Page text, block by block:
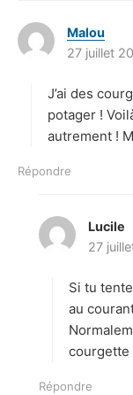
Malou
i
:
27 juillet
J’ai des
potager !
autrement !
Répondre
Lucile
i
:
27
Si tu
au
courgette
Répondre